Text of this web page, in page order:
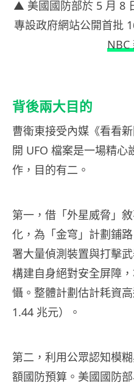
▲ 美國國防部於 5 月 8
專設政府網站公開首批
NBC
背後兩大目的
曹衛東接受內媒《看看
開 UFO 檔案是一場精心
作，目的有二。
第一，借「外星威脅」
化，為「金穹」計劃鋪
署大量偵測裝置與打擊
構建自身絕對安全屏障
懾。整體計劃估計耗資
1.44 兆元）。
第二，利用公眾認知模
額國防預算。美國國防